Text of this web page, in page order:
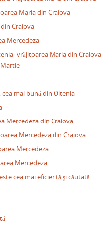
Maria din Craiova
Craiova
Mercedeza
vrăjitoarea Maria din Craiova
mai bună din Oltenia
Mercedeza din Craiova
Mercedeza din Craiova
Mercedeza
Mercedeza
cea mai eficientă şi căutată